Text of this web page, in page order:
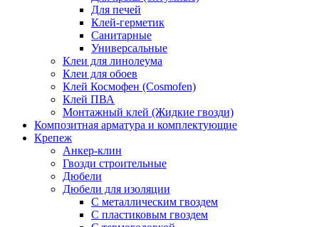
Для печей
Клей-герметик
Санитарные
Универсальные
Клеи для линолеума
Клеи для обоев
Клей Космофен (Cosmofen)
Клей ПВА
Монтажный клей (Жидкие гвозди)
Композитная арматура и комплектующие
Крепеж
Анкер-клин
Гвозди строительные
Дюбели
Дюбели для изоляции
С металлическим гвоздем
С пластиковым гвоздем